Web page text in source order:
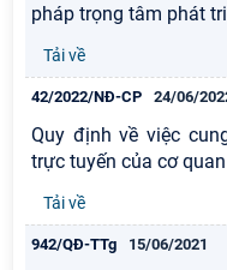
pháp trọng tâm phát
Tải về
42/2022/NĐ-CP 24/06/
Quy định về việc
trực tuyến của cơ
Tải về
942/QĐ-TTg 15/06/2021